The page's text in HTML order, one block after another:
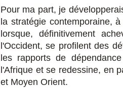
Pour ma part, je
la stratégie contemporaine,
lorsque, définitivement
l'Occident, se profilent des
les rapports de
l'Afrique et se redessine, en
et Moyen Orient.